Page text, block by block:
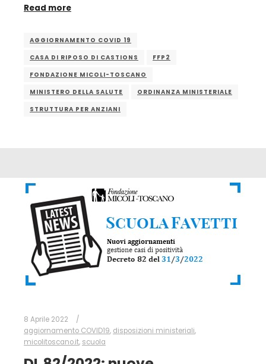
Read more
AGGIORNAMENTO COVID 19
CASA DI RIPOSO DI CASTIONS
FFP2
FONDAZIONE MICOLI-TOSCANO
MINISTERO DELLA SALUTE
ORDINANZA MINISTERIALE
STRUTTURA PER ANZIANI
8 Aprile 2022
aggiornamento COVID19, disposizioni ministeriali,
micolitoscano.it, scuola